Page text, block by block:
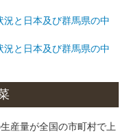
と日本及び群馬県の中
と日本及び群馬県の中
産量が全国の市町村で上